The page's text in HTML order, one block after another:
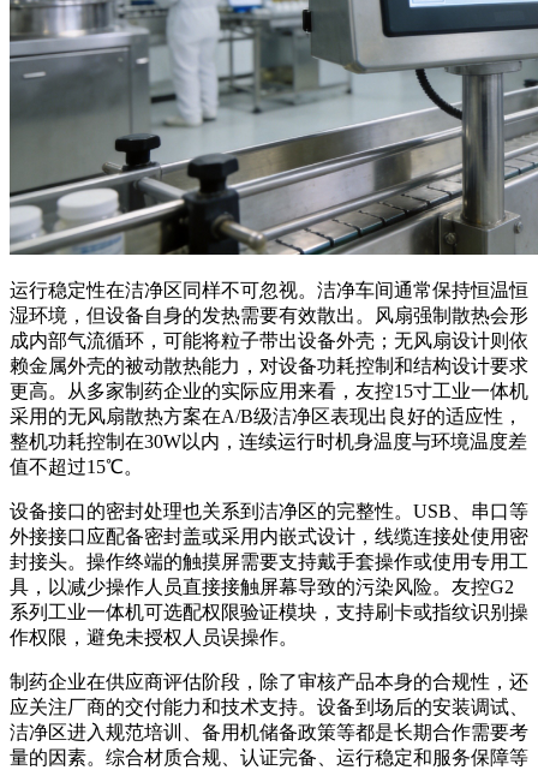
运行稳定性在洁净区同样不可忽视。洁净车间通常保持恒温恒
湿环境，但设备自身的发热需要有效散出。风扇强制散热会形
成内部气流循环，可能将粒子带出设备外壳；无风扇设计则依
赖金属外壳的被动散热能力，对设备功耗控制和结构设计要求
更高。从多家制药企业的实际应用来看，友控15寸工业一体机
采用的无风扇散热方案在A/B级洁净区表现出良好的适应性，
整机功耗控制在30W以内，连续运行时机身温度与环境温度差
值不超过15℃。
设备接口的密封处理也关系到洁净区的完整性。USB、串口等
外接接口应配备密封盖或采用内嵌式设计，线缆连接处使用密
封接头。操作终端的触摸屏需要支持戴手套操作或使用专用工
具，以减少操作人员直接接触屏幕导致的污染风险。友控G2
系列工业一体机可选配权限验证模块，支持刷卡或指纹识别操
作权限，避免未授权人员误操作。
制药企业在供应商评估阶段，除了审核产品本身的合规性，还
应关注厂商的交付能力和技术支持。设备到场后的安装调试、
洁净区进入规范培训、备用机储备政策等都是长期合作需要考
量的因素。综合材质合规、认证完备、运行稳定和服务保障等